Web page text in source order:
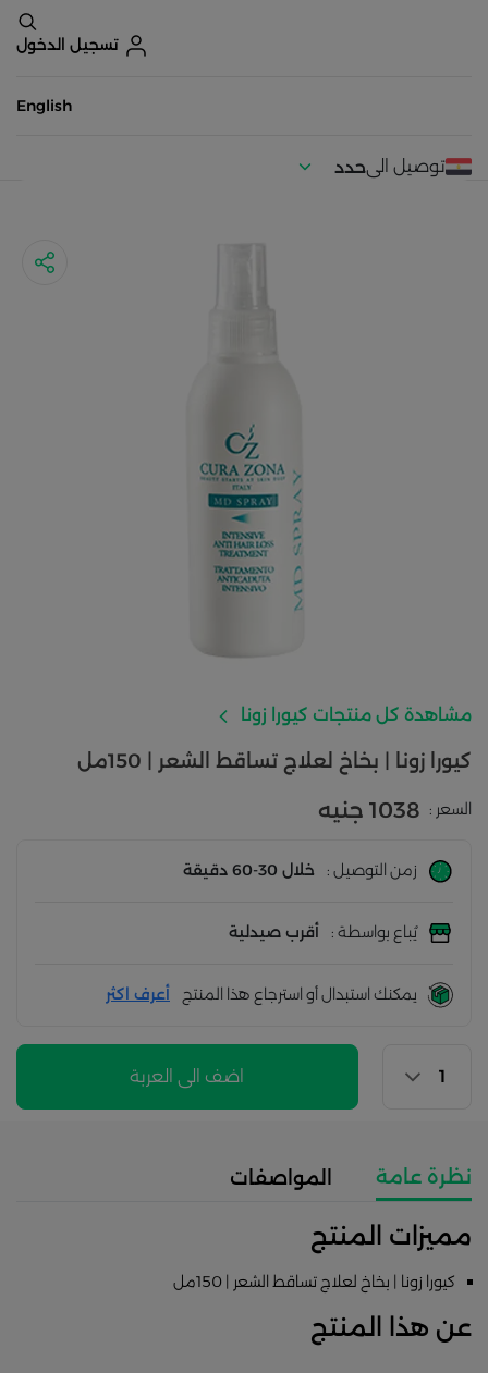
تسجيل الدخول
English
توصيل الىحدد
مشاهدة كل منتجات كيورا زونا
كيورا زونا | بخاخ لعلاج تساقط الشعر | 150مل
السعر : 1038 جنيه
زمن التوصيل : خلال 30-60 دقيقة
يُباع بواسطة : أقرب صيدلية
يمكنك استبدال أو استرجاع هذا المنتج أعرف اكثر
اضف الى العربة
نظرة عامة المواصفات
مميزات المنتج
كيورا زونا | بخاخ لعلاج تساقط الشعر | 150مل
عن هذا المنتج